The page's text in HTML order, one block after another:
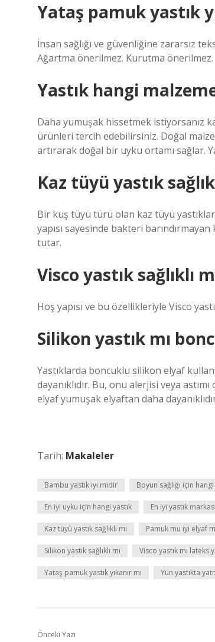
Yataş pamuk yastık
İnsan sağlığı ve güvenliğine zararsız
Ağartma önerilmez. Kurutma önerilmez.
Yastık hangi
Daha yumuşak hissetmek istiyorsanız
ürünleri tercih edebilirsiniz. Doğal
artırarak doğal bir uyku ortamı sağlar.
Kaz tüyü yastık
Bir kuş tüyü türü olan kaz tüyü
yapısı sayesinde bakteri
tutar.
Visco yastık sağlıklı
Hoş yapısı ve bu özellikleriyle Visco
Silikon yastık mı
Yastıklarda boncuklu silikon elyaf
dayanıklıdır. Bu, onu alerjisi veya
elyaf yumuşak elyaftan daha
Tarih: Makaleler
Bambu yastık iyi midir Boyun sağlığı için hangi
En iyi uyku için hangi yastık En iyi yastık
Kaz tüyü yastık sağlıklı mı Pamuk mu iyi elyaf
Silikon yastık sağlıklı mı Visco yastık mı lateks
Yataş pamuk yastık yıkanır mı Yün yastıkta
Önceki Yazı